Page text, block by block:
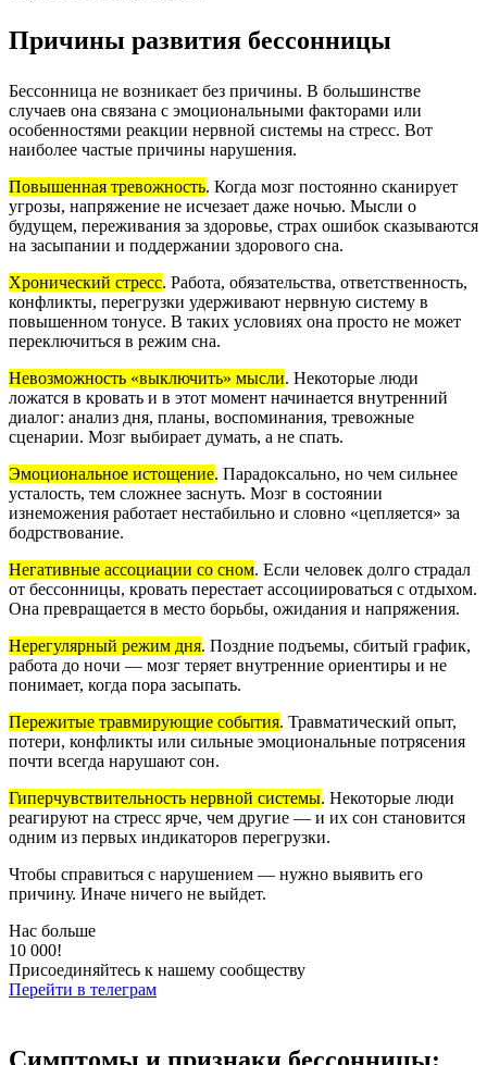
Причины развития бессонницы
Бессонница не возникает без причины. В большинстве
случаев она связана с эмоциональными факторами или
особенностями реакции нервной системы на стресс. Вот
наиболее частые причины нарушения.
Повышенная тревожность. Когда мозг постоянно сканирует
угрозы, напряжение не исчезает даже ночью. Мысли о
будущем, переживания за здоровье, страх ошибок сказываются
на засыпании и поддержании здорового сна.
Хронический стресс. Работа, обязательства, ответственность,
конфликты, перегрузки удерживают нервную систему в
повышенном тонусе. В таких условиях она просто не может
переключиться в режим сна.
Невозможность «выключить» мысли. Некоторые люди
ложатся в кровать и в этот момент начинается внутренний
диалог: анализ дня, планы, воспоминания, тревожные
сценарии. Мозг выбирает думать, а не спать.
Эмоциональное истощение. Парадоксально, но чем сильнее
усталость, тем сложнее заснуть. Мозг в состоянии
изнеможения работает нестабильно и словно «цепляется» за
бодрствование.
Негативные ассоциации со сном. Если человек долго страдал
от бессонницы, кровать перестает ассоциироваться с отдыхом.
Она превращается в место борьбы, ожидания и напряжения.
Нерегулярный режим дня. Поздние подъемы, сбитый график,
работа до ночи — мозг теряет внутренние ориентиры и не
понимает, когда пора засыпать.
Пережитые травмирующие события. Травматический опыт,
потери, конфликты или сильные эмоциональные потрясения
почти всегда нарушают сон.
Гиперчувствительность нервной системы. Некоторые люди
реагируют на стресс ярче, чем другие — и их сон становится
одним из первых индикаторов перегрузки.
Чтобы справиться с нарушением — нужно выявить его
причину. Иначе ничего не выйдет.
Нас больше
10 000!
Присоединяйтесь к нашему сообществу
Перейти в телеграм